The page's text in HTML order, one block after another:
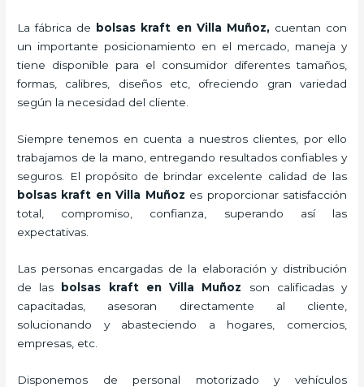
La fábrica de bolsas kraft en Villa Muñoz, cuentan con
un importante posicionamiento en el mercado,
maneja y
tiene disponible para el consumidor diferentes tamaños,
formas, calibres, diseños etc, ofreciendo gran variedad
según la necesidad del cliente.
Siempre tenemos en cuenta a nuestros clientes, por ello
trabajamos de la mano, entregando resultados confiables y
seguros. El propósito de brindar excelente calidad de las
bolsas kraft en Villa Muñoz es proporcionar satisfacción
total, compromiso, confianza, superando así las
expectativas.
Las personas encargadas de la elaboración y distribución
de las
bolsas kraft en Villa Muñoz son calificadas y
capacitadas, asesoran directamente al cliente,
solucionando y abasteciendo a hogares, comercios,
empresas, etc.
Disponemos de personal motorizado y vehículos